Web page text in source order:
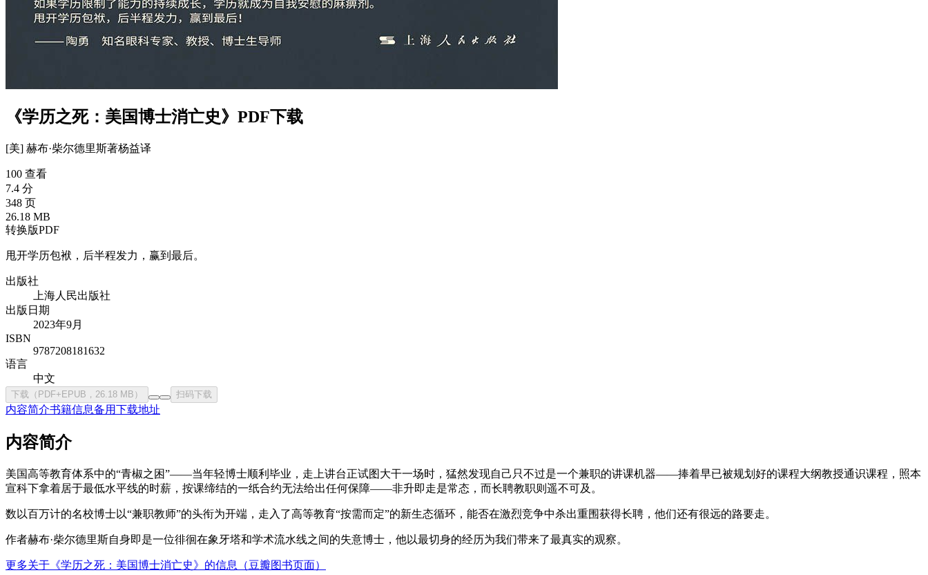
《学历之死：美国博士消亡史》PDF下载
[美] 赫布·柴尔德里斯著杨益译
100 查看
7.4 分
348 页
26.18 MB
转换版PDF
甩开学历包袱，后半程发力，赢到最后。
出版社
上海人民出版社
出版日期
2023年9月
ISBN
9787208181632
语言
中文
下载（PDF+EPUB，26.18 MB） 扫码下载
内容简介书籍信息备用下载地址
内容简介
美国高等教育体系中的“青椒之困”——当年轻博士顺利毕业，走上讲台正试图大干一场时，猛然发现自己只不过是一个兼职的讲课机器——捧着早已被规划好的课程大纲教授通识课程，照本
宣科下拿着居于最低水平线的时薪，按课缔结的一纸合约无法给出任何保障——非升即走是常态，而长聘教职则遥不可及。
数以百万计的名校博士以“兼职教师”的头衔为开端，走入了高等教育“按需而定”的新生态循环，能否在激烈竞争中杀出重围获得长聘，他们还有很远的路要走。
作者赫布·柴尔德里斯自身即是一位徘徊在象牙塔和学术流水线之间的失意博士，他以最切身的经历为我们带来了最真实的观察。
更多关于《学历之死：美国博士消亡史》的信息（豆瓣图书页面）